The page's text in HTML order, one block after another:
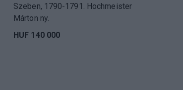
Szeben, 1790-1791. Hochmeister
Márton ny.
HUF 140 000